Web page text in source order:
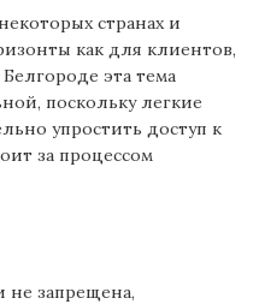
странах и
как для клиентов,
эта тема
поскольку легкие
упростить доступ к
за процессом
не запрещена,